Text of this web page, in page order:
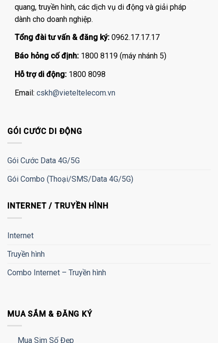
quang, truyền hình, các dịch vụ di động và giải pháp
dành cho doanh nghiệp.
Tổng đài tư vấn & đăng ký: 0962.17.17.17
Báo hỏng cố định: 1800 8119 (máy nhánh 5)
Hỗ trợ di động: 1800 8098
Email: cskh@vieteltelecom.vn
GÓI CƯỚC DI ĐỘNG
Gói Cước Data 4G/5G
Gói Combo (Thoại/SMS/Data 4G/5G)
INTERNET / TRUYỀN HÌNH
Internet
Truyền hình
Combo Internet – Truyền hình
MUA SẮM & ĐĂNG KÝ
Mua Sim Số Đẹp